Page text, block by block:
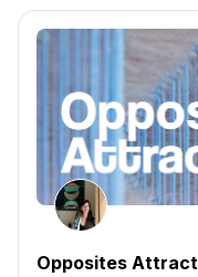
csatolmányban
Opposites Attract